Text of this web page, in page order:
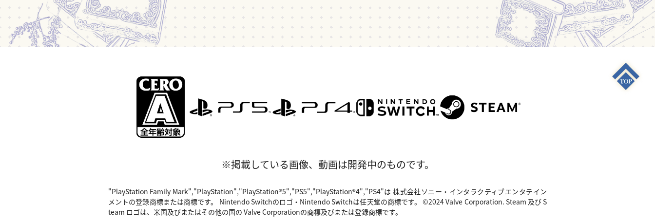
※掲載している画像、動画は開発中のものです。
"PlayStation Family Mark","PlayStation","PlayStation®5","PS5","PlayStation®4","PS4"は 株式会社ソニー・インタラクティブエンタテイン
メントの登録商標または商標です。 Nintendo Switchのロゴ・Nintendo Switchは任天堂の商標です。 ©2024 Valve Corporation. Steam 及び S
team ロゴは、米国及びまたはその他の国の Valve Corporationの商標及びまたは登録商標です。